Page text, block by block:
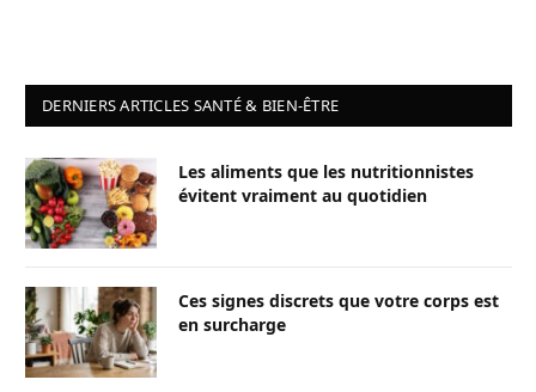
DERNIERS ARTICLES SANTÉ & BIEN-ÊTRE
Les aliments que les nutritionnistes
évitent vraiment au quotidien
Ces signes discrets que votre corps est
en surcharge